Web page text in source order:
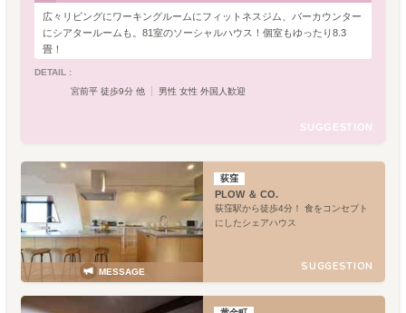
広々リビングにワーキングルームにフィットネスジム、バーカウンター
にシアタールームも。81室のソーシャルハウス！個室もゆったり8.3
畳！
DETAIL :
宮前平 徒歩9分 他
男性 女性 外国人歓迎
SUGGESTION
MESSAGE
荻窪
PLOW ＆ CO.
荻窪駅から徒歩4分！ 食をコンセプト
にしたシェアハウス
SUGGESTION